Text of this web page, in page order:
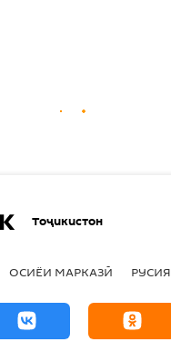
Тоҷикистон
ОСИЁИ МАРКАЗӢ РУСИЯ